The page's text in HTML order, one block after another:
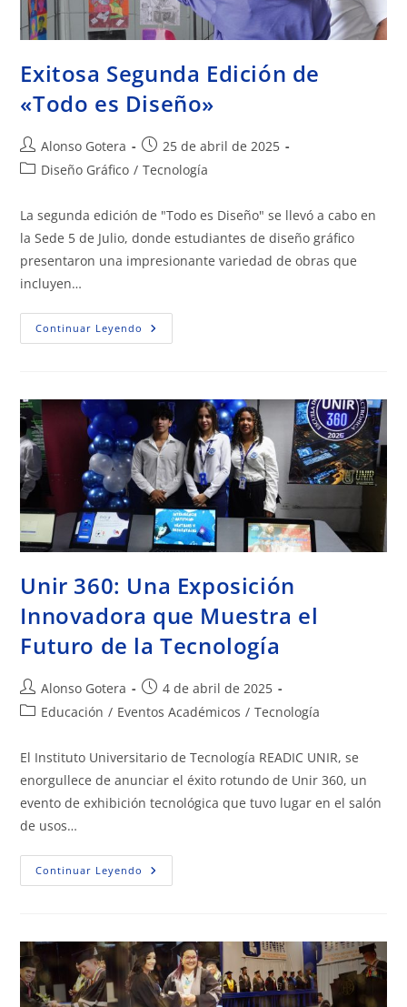
Exitosa Segunda Edición de
«Todo es Diseño»
Alonso Gotera
25 de abril de 2025
Diseño Gráfico / Tecnología
La segunda edición de "Todo es Diseño" se llevó a cabo en
la Sede 5 de Julio, donde estudiantes de diseño gráfico
presentaron una impresionante variedad de obras que
incluyen…
Continuar Leyendo
Unir 360: Una Exposición
Innovadora que Muestra el
Futuro de la Tecnología
Alonso Gotera
4 de abril de 2025
Educación / Eventos Académicos / Tecnología
El Instituto Universitario de Tecnología READIC UNIR, se
enorgullece de anunciar el éxito rotundo de Unir 360, un
evento de exhibición tecnológica que tuvo lugar en el salón
de usos…
Continuar Leyendo